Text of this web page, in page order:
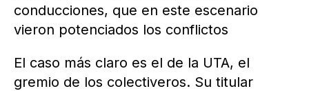
conducciones, que en este escenario
vieron potenciados los conflictos
El caso más claro es el de la UTA, el
gremio de los colectiveros. Su titular